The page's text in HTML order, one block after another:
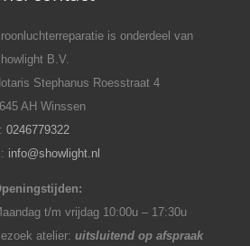
is onderdeel van
B.V.
Stephanus Roesstraat 4
AH Winssen
0246779322
info@showlight.nl
t/m vrijdag 10:00u – 17:30u
atelier:uitsluitend op afspraak